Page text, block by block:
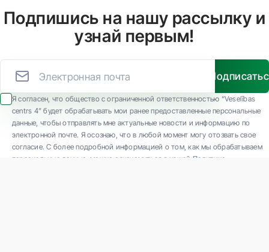
Подпишись на нашу рассылку и
узнай первым!
Я согласен, что общество с ограниченной ответственностью “Veselības
centrs 4” будет обрабатывать мои ранее предоставленные персональные
данные, чтобы отправлять мне актуальные новости и информацию по
электронной почте. Я осознаю, что в любой момент могу отозвать свое
согласие. С более подробной информацией о том, как мы обрабатываем
персональные данные, можно ознакомиться в нашей Политике